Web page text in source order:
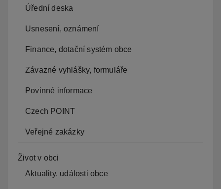
Úřední deska
Usnesení, oznámení
Finance, dotační systém obce
Závazné vyhlášky, formuláře
Povinné informace
Czech POINT
Veřejné zakázky
Život v obci
Aktuality, události obce